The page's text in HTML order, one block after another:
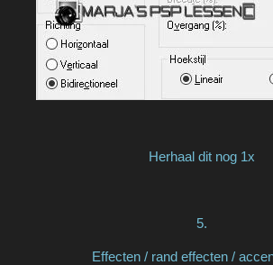
Herhaal dit nog 1x
5.
Effecten / rand effecten /